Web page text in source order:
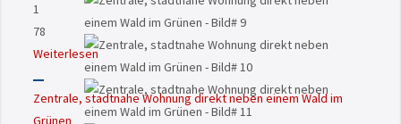
1
78
Weiterlesen
Zentrale, stadtnahe Wohnung direkt neben einem Wald im
Grünen